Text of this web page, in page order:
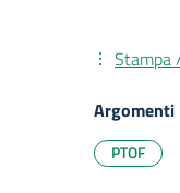
Stampa
Argomenti
PTOF